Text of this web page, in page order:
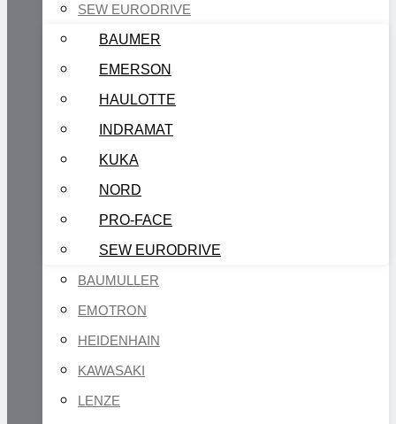
SEW EURODRIVE
BAUMER
EMERSON
HAULOTTE
INDRAMAT
KUKA
NORD
PRO-FACE
SEW EURODRIVE
BAUMULLER
EMOTRON
HEIDENHAIN
KAWASAKI
LENZE